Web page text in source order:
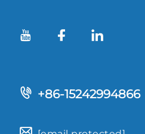
+86-15242994866